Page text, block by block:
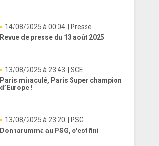
14/08/2025 à 00:04
| Presse
Revue de presse du 13 août 2025
13/08/2025 à 23:43
| SCE
Paris miraculé, Paris Super champion
d’Europe !
13/08/2025 à 23:20
| PSG
Donnarumma au PSG, c'est fini !